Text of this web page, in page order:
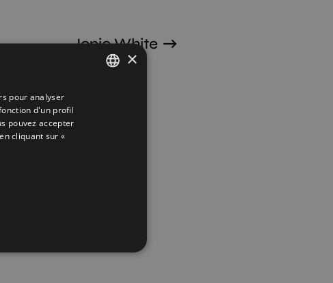
Ionic White
120X30 ×
pour analyser
d'un profil
pouvez accepter
cliquant sur «